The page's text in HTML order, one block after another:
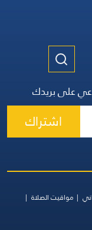
على بريدك
اشتراك
مواقيت الصلاة